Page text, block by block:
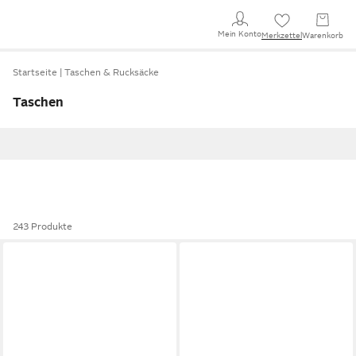
Mein KontoMerkzettel Warenkorb
Startseite Taschen & Rucksäcke
Taschen
243 Produkte